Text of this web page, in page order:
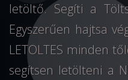
letöltő. Segíti a
Egyszerűen hajtsa
LETOLTES minden
segítsen letölteni a